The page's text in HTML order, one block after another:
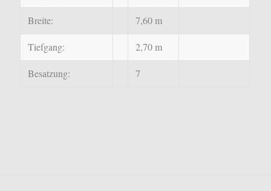
Breite: 7,60 m
Tiefgang: 2,70 m
Besatzung: 7